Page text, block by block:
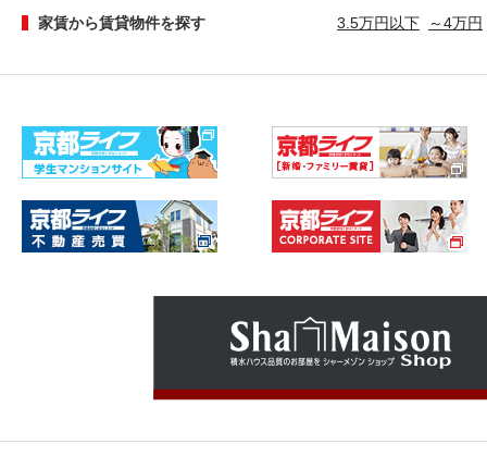
家賃から賃貸物件を探す 3.5万円以下 ～4万円